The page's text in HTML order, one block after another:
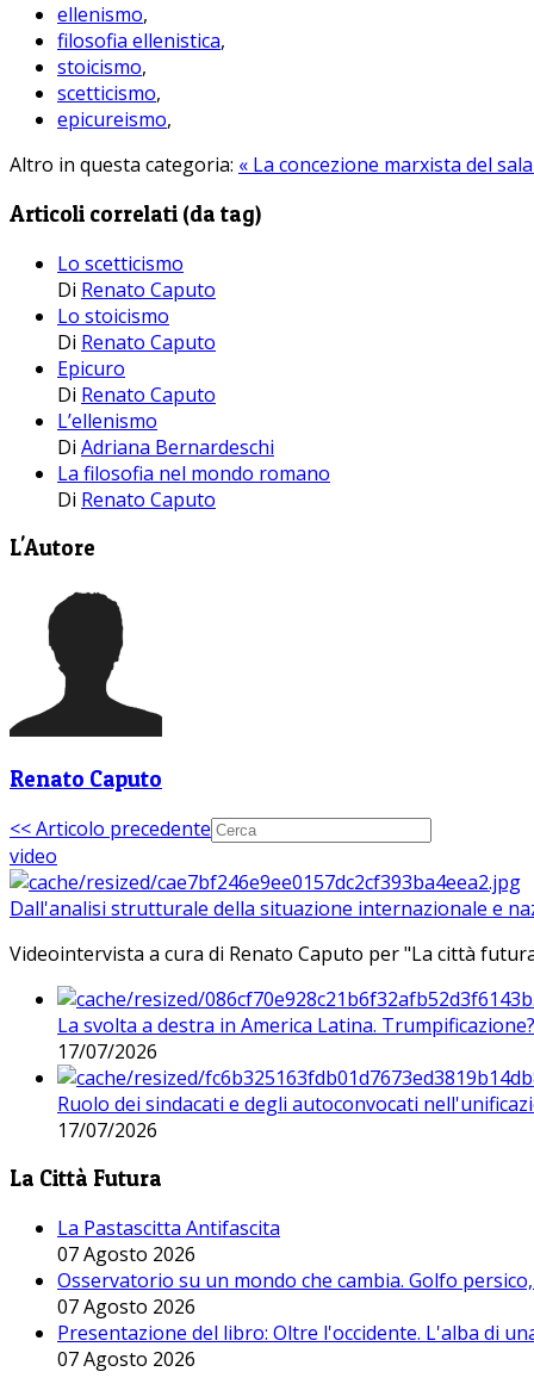
ellenismo,
filosofia ellenistica,
stoicismo,
scetticismo,
epicureismo,
Altro in questa categoria: « La concezione marxista del
Articoli correlati (da tag)
Lo scetticismo
Di Renato Caputo
Lo stoicismo
Di Renato Caputo
Epicuro
Di Renato Caputo
L’ellenismo
Di Adriana Bernardeschi
La filosofia nel mondo romano
Di Renato Caputo
L'Autore
Renato Caputo
<< Articolo precedente
video
Dall'analisi strutturale della situazione internazionale e
Videointervista a cura di Renato Caputo per "La città
La svolta a destra in America Latina. Trumpificazione?
17/07/2026
Ruolo dei sindacati e degli autoconvocati
17/07/2026
La Città Futura
La Pastascitta Antifascita
07 Agosto 2026
Osservatorio su un mondo che cambia. Golfo
07 Agosto 2026
Presentazione del libro: Oltre l'occidente. L'alba di
07 Agosto 2026